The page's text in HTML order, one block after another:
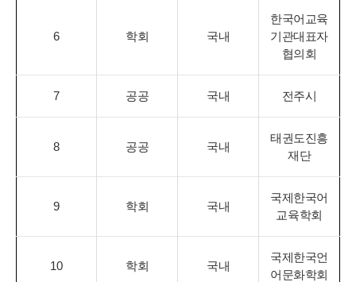
6 학회 국내
한국어교육
기관대표자
협의회
7 공공 국내 전주시
8 공공 국내
태권도진흥
재단
9 학회 국내
국제한국어
교육학회
10 학회 국내
국제한국언
어문화학회